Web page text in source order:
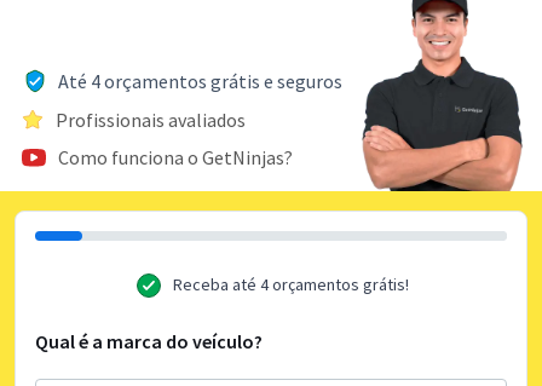
Até 4 orçamentos grátis e seguros
Profissionais avaliados
Como funciona o GetNinjas?
Receba até 4 orçamentos grátis!
Qual é a marca do veículo?